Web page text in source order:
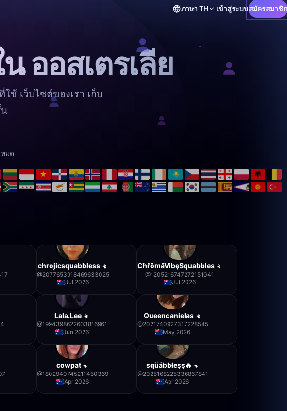
ภาษา TH เข้าสู่ระบบสมัครสมาชิก
ออสเตรเลีย
ช้ เว็บไซต์ของเรา เก็บ
หมด
chrojicsquabbless
@2077653918469633025
Jul 2026
CħřömâVibęSquabbles
@1205216747272151041
Jul 2026
Lala.Lee
@1994398622603816961
Jun 2026
Queendanielas
@2021740927317228545
May 2026
cowpat
@1802940745211450369
Apr 2026
sqüäbbłeşş🔥
@2025168225336867841
Apr 2026